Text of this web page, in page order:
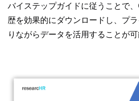
バイステップガイドに従うことで
歴を効果的にダウンロードし、プ
りながらデータを活用することが可